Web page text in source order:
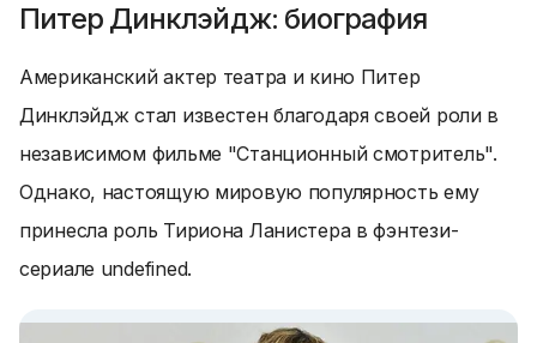
Питер Динклэйдж: биография
Американский актер театра и кино Питер
Динклэйдж стал известен благодаря своей роли в
независимом фильме "Станционный смотритель".
Однако, настоящую мировую популярность ему
принесла роль Тириона Ланистера в фэнтези-
сериале undefined.